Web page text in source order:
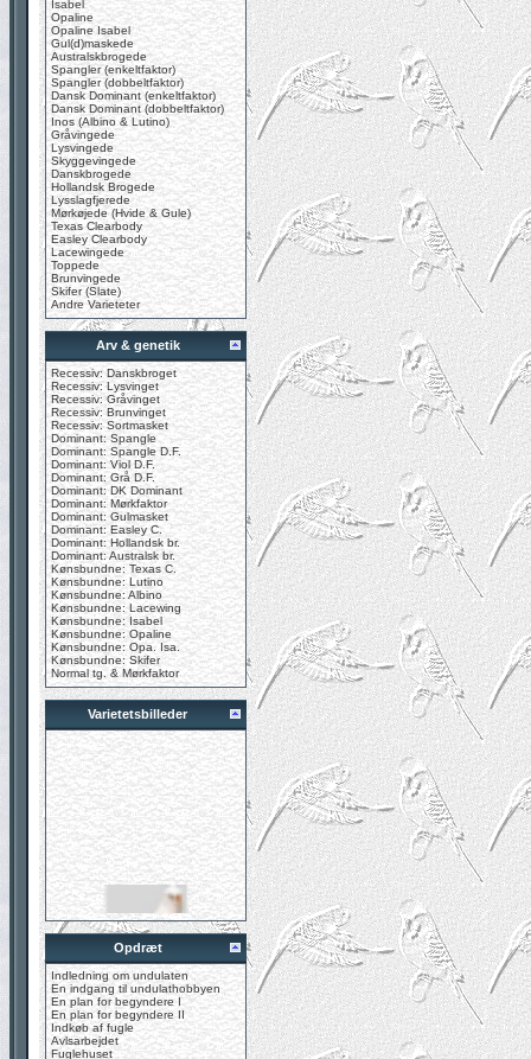
Isabel
Opaline
Opaline Isabel
Gul(d)maskede
Australskbrogede
Spangler (enkeltfaktor)
Spangler (dobbeltfaktor)
Dansk Dominant (enkeltfaktor)
Dansk Dominant (dobbeltfaktor)
Inos (Albino & Lutino)
Gråvingede
Lysvingede
Skyggevingede
Danskbrogede
Hollandsk Brogede
Lysslagfjerede
Mørkøjede (Hvide & Gule)
Texas Clearbody
Easley Clearbody
Lacewingede
Toppede
Brunvingede
Skifer (Slate)
Andre Varieteter
Arv & genetik
Recessiv: Danskbroget
Recessiv: Lysvinget
Recessiv: Gråvinget
Recessiv: Brunvinget
Recessiv: Sortmasket
Dominant: Spangle
Dominant: Spangle D.F.
Dominant: Viol D.F.
Dominant: Grå D.F.
Dominant: DK Dominant
Dominant: Mørkfaktor
Dominant: Gulmasket
Dominant: Easley C.
Dominant: Hollandsk br.
Dominant: Australsk br.
Kønsbundne: Texas C.
Kønsbundne: Lutino
Kønsbundne: Albino
Kønsbundne: Lacewing
Kønsbundne: Isabel
Kønsbundne: Opaline
Kønsbundne: Opa. Isa.
Kønsbundne: Skifer
Normal tg. & Mørkfaktor
Varietetsbilleder
Opdræt
Indledning om undulaten
En indgang til undulathobbyen
En plan for begyndere I
En plan for begyndere II
Indkøb af fugle
Avlsarbejdet
Fuglehuset